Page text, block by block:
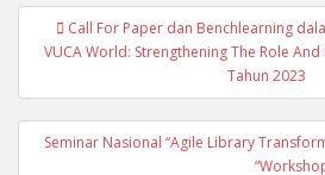
Post
navigation
Call For Paper dan Benchlearning
VUCA World: Strengthening The Role
Tahun 2023
Seminar Nasional “Agile Library